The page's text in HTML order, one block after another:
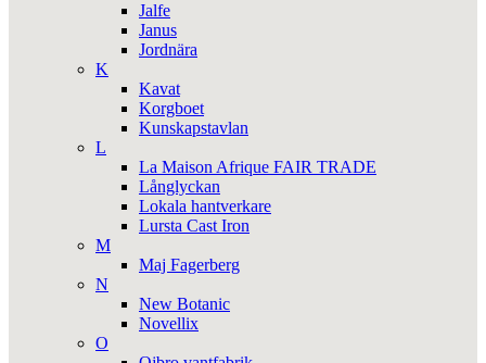
Jalfe
Janus
Jordnära
K
Kavat
Korgboet
Kunskapstavlan
L
La Maison Afrique FAIR TRADE
Långlyckan
Lokala hantverkare
Lursta Cast Iron
M
Maj Fagerberg
N
New Botanic
Novellix
O